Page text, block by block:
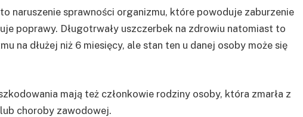
naruszenie sprawności organizmu, które powoduje zaburzenie
poprawy. Długotrwały uszczerbek na zdrowiu natomiast to
na dłużej niż 6 miesięcy, ale stan ten u danej osoby może się
mają też członkowie rodziny osoby, która zmarła z
choroby zawodowej.